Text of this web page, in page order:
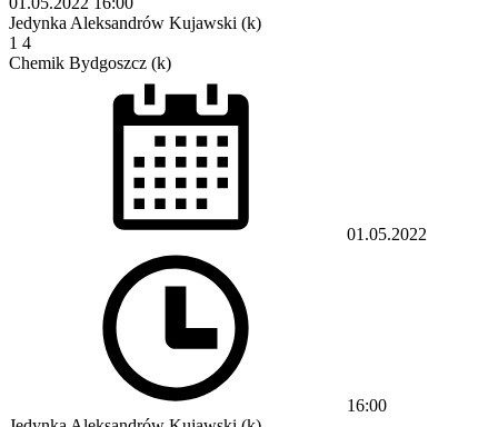
Jedynka Aleksandrów Kujawski (k)
1 4
Chemik Bydgoszcz (k)
01.05.2022
16:00